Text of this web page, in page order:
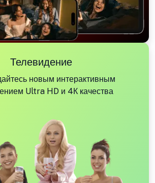
Телевидение
новым интерактивным
Ultra HD и 4К качества